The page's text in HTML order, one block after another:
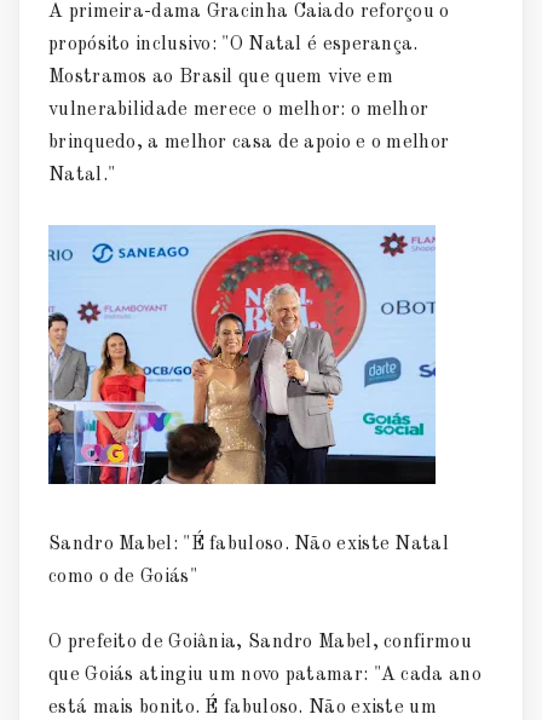
A primeira-dama Gracinha Caiado reforçou o
propósito inclusivo: "O Natal é esperança.
Mostramos ao Brasil que quem vive em
vulnerabilidade merece o melhor: o melhor
brinquedo, a melhor casa de apoio e o melhor
Natal."
Sandro Mabel: "É fabuloso. Não existe Natal
como o de Goiás"
O prefeito de Goiânia, Sandro Mabel, confirmou
que Goiás atingiu um novo patamar: "A cada ano
está mais bonito. É fabuloso. Não existe um